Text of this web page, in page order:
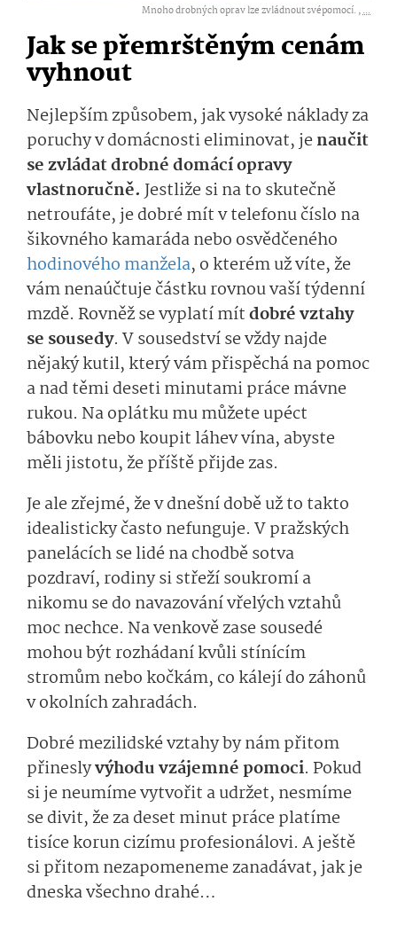
Mnoho drobných oprav lze zvládnout svépomocí. ,...
Jak se přemrštěným cenám
vyhnout
Nejlepším způsobem, jak vysoké náklady za
poruchy v domácnosti eliminovat, jenaučit
se zvládat drobné domácí opravy
vlastnoručně. Jestliže si na to skutečně
netroufáte, je dobré mít v telefonu číslo na
šikovného kamaráda nebo osvědčeného
hodinového manžela, o kterém už víte, že
vám nenaúčtuje částku rovnou vaší týdenní
mzdě. Rovněž se vyplatí mítdobré vztahy
se sousedy. V sousedství se vždy najde
nějaký kutil, který vám přispěchá na pomoc
a nad těmi deseti minutami práce mávne
rukou. Na oplátku mu můžete upéct
bábovku nebo koupit láhev vína, abyste
měli jistotu, že příště přijde zas.
Je ale zřejmé, že v dnešní době už to takto
idealisticky často nefunguje. V pražských
panelácích se lidé na chodbě sotva
pozdraví, rodiny si střeží soukromí a
nikomu se do navazování vřelých vztahů
moc nechce. Na venkově zase sousedé
mohou být rozhádaní kvůli stínícím
stromům nebo kočkám, co kálejí do záhonů
v okolních zahradách.
Dobré mezilidské vztahy by nám přitom
přineslyvýhodu vzájemné pomoci. Pokud
si je neumíme vytvořit a udržet, nesmíme
se divit, že za deset minut práce platíme
tisíce korun cizímu profesionálovi. A ještě
si přitom nezapomeneme zanadávat, jak je
dneska všechno drahé…